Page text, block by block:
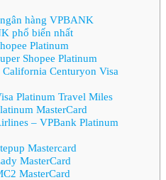
hàng VPBANK
phổ biến nhất
Platinum
Shopee Platinum
Centuryon Visa
Platinum Travel Miles
MasterCard
– VPBank Platinum
Mastercard
MasterCard
MasterCard